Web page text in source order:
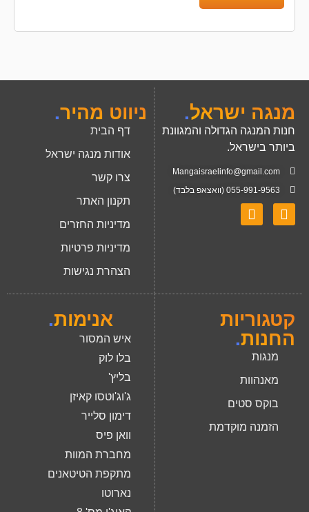
מנגה ישראל.
חנות המנגה הגדולה והמגוונת
ביותר בישראל.
Mangaisraelinfo@gmail.com
055-991-9563 (וואצאפ בלבד)
ניווט מהיר.
דף הבית
אודות מנגה ישראל
צרו קשר
תקנון האתר
מדיניות החזרים
מדיניות פרטיות
הצהרת נגישות
קטגוריות
החנות.
מנגות
מאנהוות
בוקס סטים
הזמנה מוקדמת
אנימות.
איש המסור
בלו לוק
בליץ'
ג'וג'וטסו קאיזן
דימון סלייר
וואן פיס
מחברת המוות
מתקפת הטיטאנים
נארוטו